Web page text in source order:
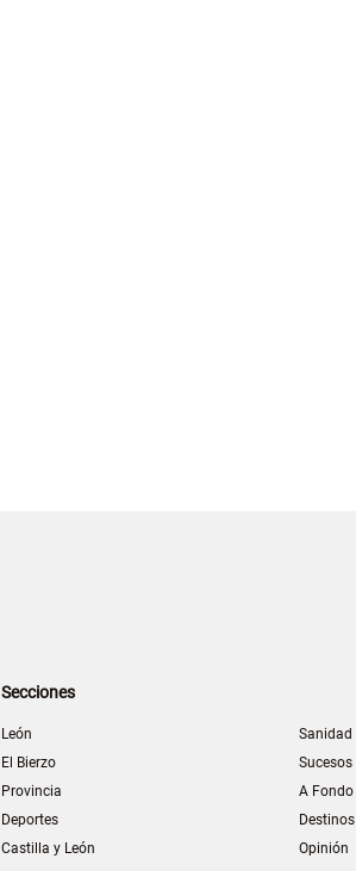
Secciones
León
El Bierzo
Provincia
Deportes
Castilla y León
Sanidad
Sucesos
A Fondo
Destinos
Opinión